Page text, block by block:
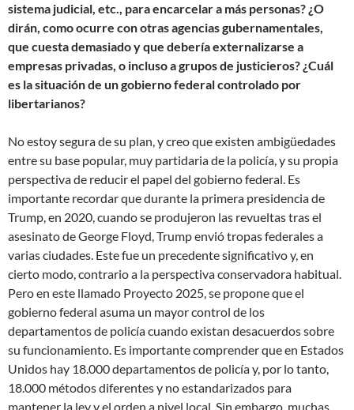
sistema judicial, etc., para encarcelar a más personas? ¿O
dirán, como ocurre con otras agencias gubernamentales,
que cuesta demasiado y que debería externalizarse a
empresas privadas, o incluso a grupos de justicieros? ¿Cuál
es la situación de un gobierno federal controlado por
libertarianos?
No estoy segura de su plan, y creo que existen ambigüedades
entre su base popular, muy partidaria de la policía, y su propia
perspectiva de reducir el papel del gobierno federal. Es
importante recordar que durante la primera presidencia de
Trump, en 2020, cuando se produjeron las revueltas tras el
asesinato de George Floyd, Trump envió tropas federales a
varias ciudades. Este fue un precedente significativo y, en
cierto modo, contrario a la perspectiva conservadora habitual.
Pero en este llamado Proyecto 2025, se propone que el
gobierno federal asuma un mayor control de los
departamentos de policía cuando existan desacuerdos sobre
su funcionamiento. Es importante comprender que en Estados
Unidos hay 18.000 departamentos de policía y, por lo tanto,
18.000 métodos diferentes y no estandarizados para
mantener la ley y el orden a nivel local. Sin embargo, muchas